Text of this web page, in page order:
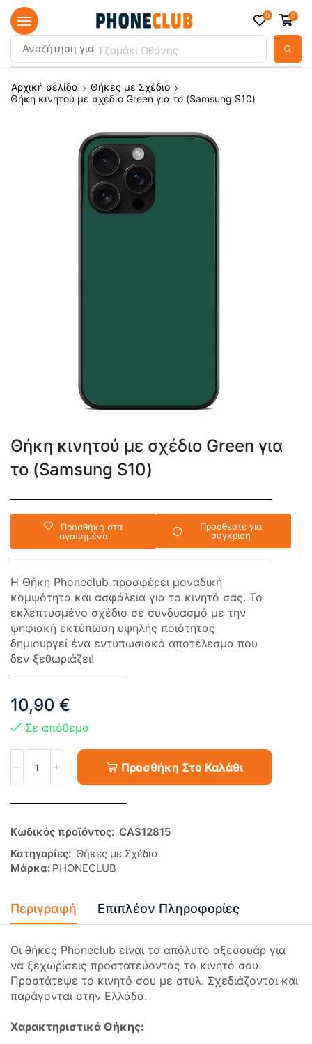
Αναζήτηση για Τζαμάκι Οθόνης
0 0
Αρχική σελίδα
Θήκες με Σχέδιο
Θήκη κινητού με σχέδιο Green για το (Samsung S10)
Θήκη κινητού με σχέδιο Green για
το (Samsung S10)
Προσθήκη στα
αγαπημένα
Προσθεστε για
συγκριση
Η Θήκη Phoneclub προσφέρει μοναδική
κομψότητα και ασφάλεια για το κινητό σας. Το
εκλεπτυσμένο σχέδιο σε συνδυασμό με την
ψηφιακή εκτύπωση υψηλής ποιότητας
δημιουργεί ένα εντυπωσιακό αποτέλεσμα που
δεν ξεθωριάζει!
10,90 €
Σε απόθεμα
Προσθήκη Στο Καλάθι
Κωδικός προϊόντος: CAS12815
Κατηγορίες: Θήκες με Σχέδιο
Μάρκα: PHONECLUB
Περιγραφή Επιπλέον Πληροφορίες
Οι θήκες Phoneclub είναι το απόλυτο αξεσουάρ για
να ξεχωρίσεις προστατεύοντας το κινητό σου.
Προστάτεψε το κινητό σου με στυλ. Σχεδιάζονται και
παράγονται στην Ελλάδα.
Χαρακτηριστικά Θήκης: